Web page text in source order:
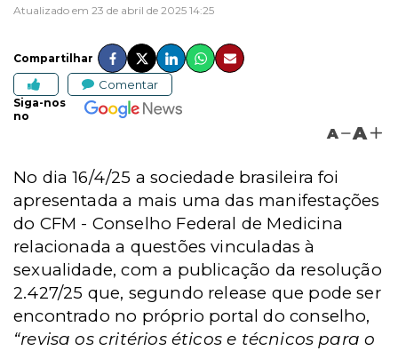
Atualizado em 23 de abril de 2025 14:25
Compartilhar
Comentar
Siga-nos
no
A A
No dia 16/4/25 a sociedade brasileira foi
apresentada a mais uma das manifestações
do CFM - Conselho Federal de Medicina
relacionada a questões vinculadas à
sexualidade, com a publicação da resolução
2.427/25 que, segundo release que pode ser
encontrado no próprio portal do conselho,
“revisa os critérios éticos e técnicos para o